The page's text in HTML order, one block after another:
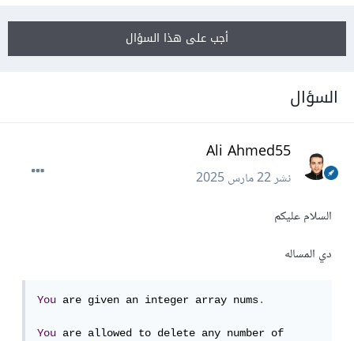
أجب على هذا السؤال
السؤال
Ali Ahmed55
نشر22 مارس 2025
السلام عليكم
دي المساله
You are given an integer array nums.
You are allowed to delete any number of